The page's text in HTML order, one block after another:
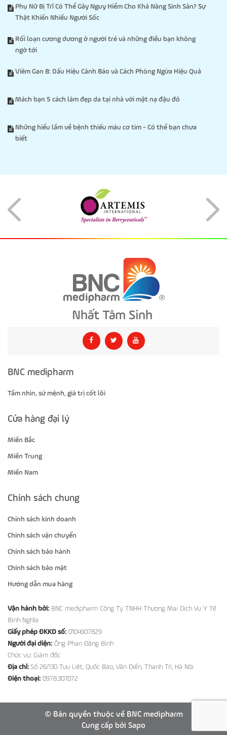
Phụ Nữ Bị Trĩ Có Thể Gây Nguy Hiểm Cho Khả Năng Sinh Sản? Sự
Thật Khiến Nhiều Người Sốc
Rối loạn cương dương ở người trẻ và những điều bạn không
ngờ tới
Viêm Gan B: Dấu Hiệu Cảnh Báo và Cách Phòng Ngừa Hiệu Quả
Mách bạn 5 cách làm đẹp da tại nhà với mặt nạ đậu đỏ
Những hiểu lầm về bệnh thiếu máu cơ tim - Có thể bạn chưa
biết
BNC medipharm
Tầm nhìn, sứ mệnh, giá trị cốt lõi
Cửa hàng đại lý
Miền Bắc
Miền Trung
Miền Nam
Chính sách chung
Chính sách kinh doanh
Chính sách vận chuyển
Chính sách bảo hành
Chính sách bảo mật
Hướng dẫn mua hàng
Vận hành bởi: BNC medipharm Công Ty TNHH Thương Mại Dịch Vụ Y Tế
Bình Nghĩa
Giấy phép ĐKKD số: 0104907829
Người đại diện: Ông Phan Đăng Bình
Chức vụ: Giám đốc
Địa chỉ: Số 26/130 Tựu Liệt, Quốc Bảo, Văn Điển, Thanh Trì, Hà Nội
Điện thoại: 0978.307.072
© Bản quyền thuộc về BNC medipharm
Cung cấp bởi Sapo